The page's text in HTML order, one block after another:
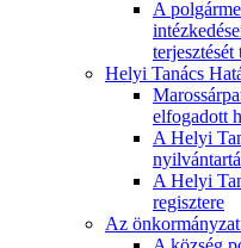
A
Helyi Tanács
elfogadott
A Helyi
A Helyi
regisztere
Az